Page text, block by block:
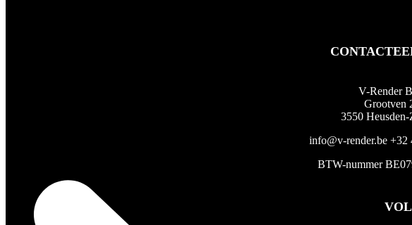
V-Render
Grootven
3550
info@v-render.be +32
BTW-nummer